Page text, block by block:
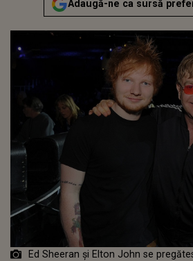
Adaugă-ne ca sursă
Ed Sheeran și Elton John se